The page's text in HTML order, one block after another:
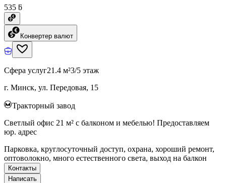
535 ƃ
Конвертер валют
Сфера услуг21.4 м²3/5 этаж
г. Минск, ул. Передовая, 15
Тракторный завод
Светлый офис 21 м² с балконом и мебелью! Предоставляем
юр. адрес
Парковка, круглосуточный доступ, охрана, хороший ремонт,
оптоволокно, много естественного света, выход на балкон
Контакты
Написать